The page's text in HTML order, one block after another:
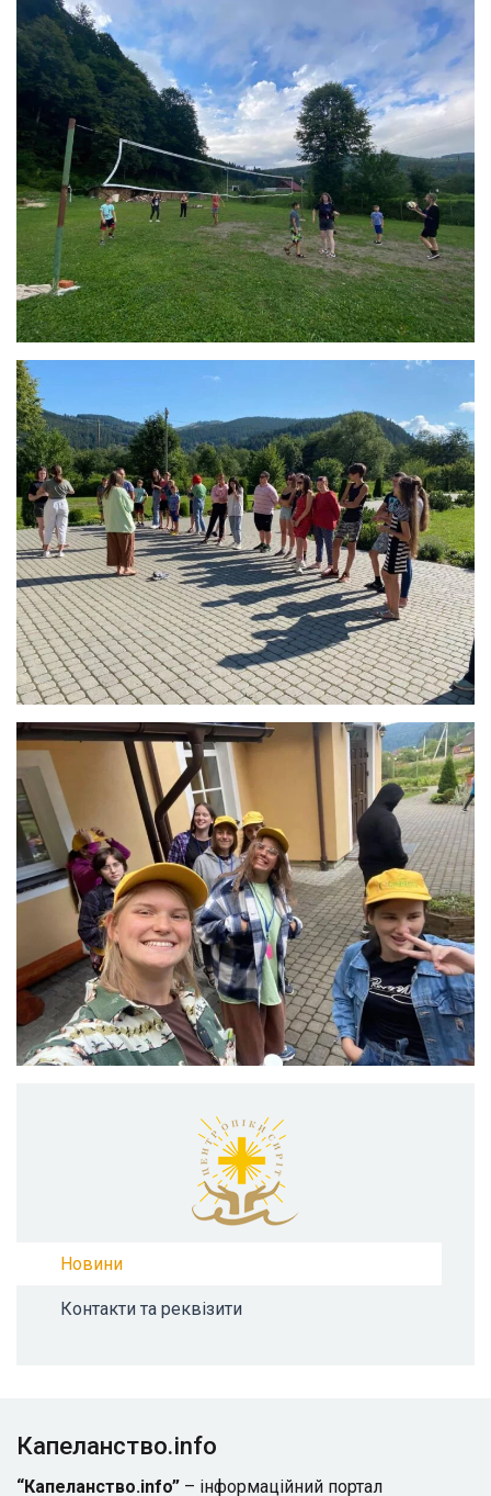
Новини
Контакти та реквізити
Капеланство.info
“Капеланство.info” – інформаційний портал